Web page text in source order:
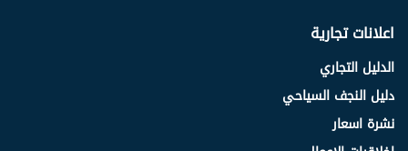
اعلانات تجارية
الدليل التجاري
دليل النجف السياحي
نشرة اسعار